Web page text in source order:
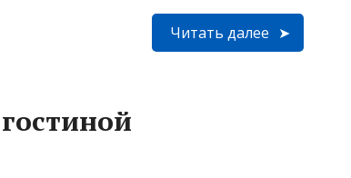
Читать далее